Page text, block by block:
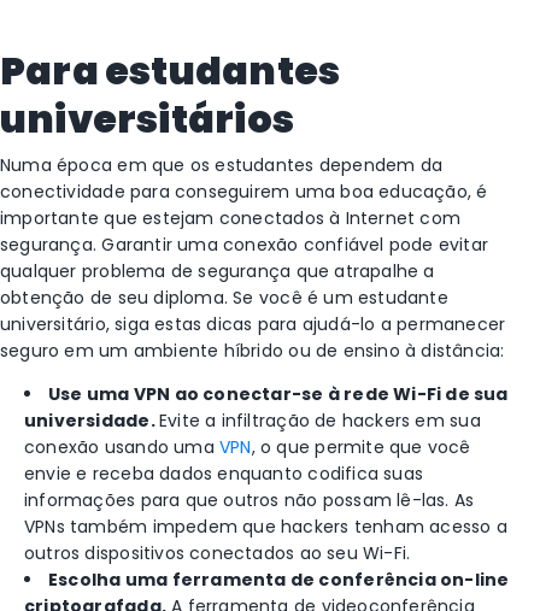
Para estudantes
universitários
Numa época em que os estudantes dependem da
conectividade para conseguirem uma boa educação, é
importante que estejam conectados à Internet com
segurança. Garantir uma conexão confiável pode evitar
qualquer problema de segurança que atrapalhe a
obtenção de seu diploma. Se você é um estudante
universitário, siga estas dicas para ajudá-lo a permanecer
seguro em um ambiente híbrido ou de ensino à distância:
Use uma VPN ao conectar-se à rede Wi-Fi de sua
universidade.Evite a infiltração de hackers em sua
conexão usando uma VPN, o que permite que você
envie e receba dados enquanto codifica suas
informações para que outros não possam lê-las. As
VPNs também impedem que hackers tenham acesso a
outros dispositivos conectados ao seu Wi-Fi.
Escolha uma ferramenta de conferência on-line